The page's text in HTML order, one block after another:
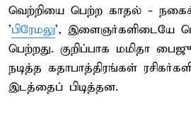
வெற்றியை பெற்ற காதல் -
'பிரேமலு', இளைஞர்களிடையே
பெற்றது. குறிப்பாக மமிதா
நடித்த கதாபாத்திரங்கள்
இடத்தைப் பிடித்தன.